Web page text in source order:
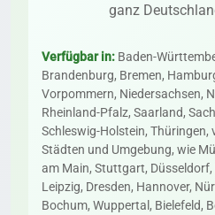
ganz
Verfügbar in: Baden-
Brandenburg, Bremen,
Vorpommern, Niedersachsen,
Rheinland-Pfalz, Saarland,
Schleswig-Holstein, Thüringen,
Städten und Umgebung, wie
am Main, Stuttgart, Düsseldorf,
Leipzig, Dresden, Hannover,
Bochum, Wuppertal, Bielefeld,